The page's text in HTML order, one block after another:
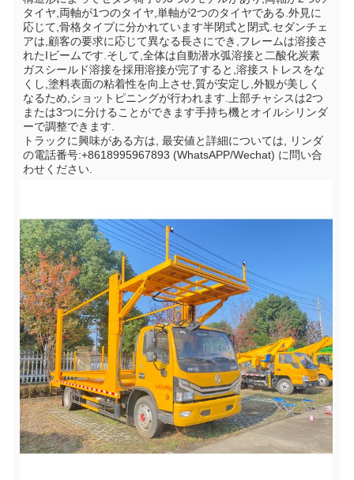
タイヤ,両軸が1つのタイヤ,単軸が2つのタイヤである.外見に
応じて,骨格タイプに分かれています半閉式と閉式.セダンチェ
アは,顧客の要求に応じて異なる長さにでき,フレームは溶接さ
れたIビームです.そして,全体は自動潜水弧溶接と二酸化炭素
ガスシールド溶接を採用溶接が完了すると,溶接ストレスをな
くし,塗料表面の粘着性を向上させ,質が安定し,外観が美しく
なるため,ショットピニングが行われます.上部チャシスは2つ
または3つに分けることができます手持ち機とオイルシリンダ
ーで調整できます.
トラックに興味がある方は, 最安値と詳細については, リンダ
の電話番号:+8618995967893 (WhatsAPP/Wechat) に問い合
わせください.